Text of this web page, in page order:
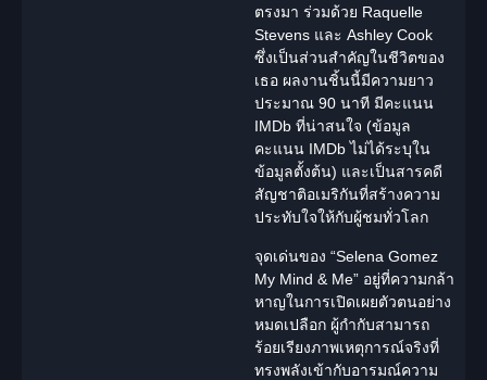
ตรงมา ร่วมด้วย Raquelle
Stevens และ Ashley Cook
ซึ่งเป็นส่วนสำคัญในชีวิตของ
เธอ ผลงานชิ้นนี้มีความยาว
ประมาณ 90 นาที มีคะแนน
IMDb ที่น่าสนใจ (ข้อมูล
คะแนน IMDb ไม่ได้ระบุใน
ข้อมูลตั้งต้น) และเป็นสารคดี
สัญชาติอเมริกันที่สร้างความ
ประทับใจให้กับผู้ชมทั่วโลก
จุดเด่นของ “Selena Gomez
My Mind & Me” อยู่ที่ความกล้า
หาญในการเปิดเผยตัวตนอย่าง
หมดเปลือก ผู้กำกับสามารถ
ร้อยเรียงภาพเหตุการณ์จริงที่
ทรงพลังเข้ากับอารมณ์ความ